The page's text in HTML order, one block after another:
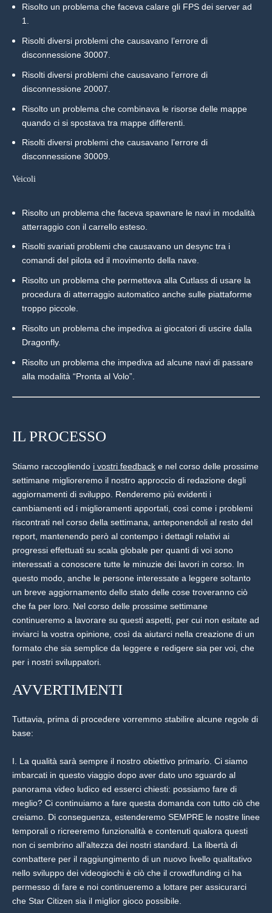
Risolto un problema che faceva calare gli FPS dei server ad
1.
Risolti diversi problemi che causavano l’errore di
disconnessione 30007.
Risolti diversi problemi che causavano l’errore di
disconnessione 20007.
Risolto un problema che combinava le risorse delle mappe
quando ci si spostava tra mappe differenti.
Risolti diversi problemi che causavano l’errore di
disconnessione 30009.
Veicoli
Risolto un problema che faceva spawnare le navi in modalità
atterraggio con il carrello esteso.
Risolti svariati problemi che causavano un desync tra i
comandi del pilota ed il movimento della nave.
Risolto un problema che permetteva alla Cutlass di usare la
procedura di atterraggio automatico anche sulle piattaforme
troppo piccole.
Risolto un problema che impediva ai giocatori di uscire dalla
Dragonfly.
Risolto un problema che impediva ad alcune navi di passare
alla modalità “Pronta al Volo”.
IL PROCESSO
Stiamo raccogliendo i vostri feedback e nel corso delle prossime
settimane miglioreremo il nostro approccio di redazione degli
aggiornamenti di sviluppo. Renderemo più evidenti i
cambiamenti ed i miglioramenti apportati, così come i problemi
riscontrati nel corso della settimana, anteponendoli al resto del
report, mantenendo però al contempo i dettagli relativi ai
progressi effettuati su scala globale per quanti di voi sono
interessati a conoscere tutte le minuzie dei lavori in corso. In
questo modo, anche le persone interessate a leggere soltanto
un breve aggiornamento dello stato delle cose troveranno ciò
che fa per loro. Nel corso delle prossime settimane
continueremo a lavorare su questi aspetti, per cui non esitate ad
inviarci la vostra opinione, così da aiutarci nella creazione di un
formato che sia semplice da leggere e redigere sia per voi, che
per i nostri sviluppatori.
AVVERTIMENTI
Tuttavia, prima di procedere vorremmo stabilire alcune regole di
base:
I. La qualità sarà sempre il nostro obiettivo primario. Ci siamo
imbarcati in questo viaggio dopo aver dato uno sguardo al
panorama video ludico ed esserci chiesti: possiamo fare di
meglio? Ci continuiamo a fare questa domanda con tutto ciò che
creiamo. Di conseguenza, estenderemo SEMPRE le nostre linee
temporali o ricreeremo funzionalità e contenuti qualora questi
non ci sembrino all’altezza dei nostri standard. La libertà di
combattere per il raggiungimento di un nuovo livello qualitativo
nello sviluppo dei videogiochi è ciò che il crowdfunding ci ha
permesso di fare e noi continueremo a lottare per assicurarci
che Star Citizen sia il miglior gioco possibile.